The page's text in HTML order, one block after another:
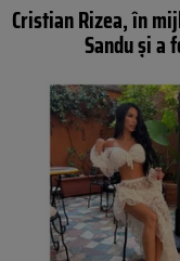
Cristian Rizea, în
Sandu și a